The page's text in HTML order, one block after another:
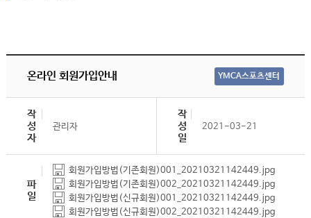
온라인 회원가입안내 YMCA스포츠센터
작
성
자
관리자
작
성
일
2021-03-21
파
일
회원가입방법(기존회원)001_20210321142449.jpg
회원가입방법(기존회원)002_20210321142449.jpg
회원가입방법(신규회원)001_20210321142449.jpg
회원가입방법(신규회원)002_20210321142449.jpg